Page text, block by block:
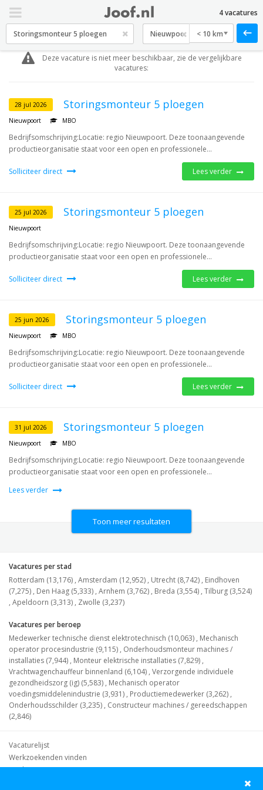
< 10 km
4 vacatures
Deze vacature is niet meer beschikbaar, zie de vergelijkbare
vacatures:
28 jul 2026 Storingsmonteur 5 ploegen
Nieuwpoort MBO
Bedrijfsomschrijving:Locatie: regio Nieuwpoort. Deze toonaangevende
productieorganisatie staat voor een open en professionele...
Solliciteer direct Lees verder
25 jul 2026 Storingsmonteur 5 ploegen
Nieuwpoort
Bedrijfsomschrijving:Locatie: regio Nieuwpoort. Deze toonaangevende
productieorganisatie staat voor een open en professionele...
Solliciteer direct Lees verder
25 jun 2026 Storingsmonteur 5 ploegen
Nieuwpoort MBO
Bedrijfsomschrijving:Locatie: regio Nieuwpoort. Deze toonaangevende
productieorganisatie staat voor een open en professionele...
Solliciteer direct Lees verder
31 jul 2026 Storingsmonteur 5 ploegen
Nieuwpoort MBO
Bedrijfsomschrijving:Locatie: regio Nieuwpoort. Deze toonaangevende
productieorganisatie staat voor een open en professionele...
Lees verder
Toon meer resultaten
Vacatures per stad
Rotterdam (13,176) , Amsterdam (12,952) , Utrecht (8,742) , Eindhoven
(7,275) , Den Haag (5,333) , Arnhem (3,762) , Breda (3,554) , Tilburg (3,524)
, Apeldoorn (3,313) , Zwolle (3,237)
Vacatures per beroep
Medewerker technische dienst elektrotechnisch (10,063) , Mechanisch
operator procesindustrie (9,115) , Onderhoudsmonteur machines /
installaties (7,944) , Monteur elektrische installaties (7,829) ,
Vrachtwagenchauffeur binnenland (6,104) , Verzorgende individuele
gezondheidszorg (ig) (5,583) , Mechanisch operator
voedingsmiddelenindustrie (3,931) , Productiemedewerker (3,262) ,
Onderhoudsschilder (3,235) , Constructeur machines / gereedschappen
(2,846)
Vacaturelijst
Werkzoekenden vinden
Werkgevers